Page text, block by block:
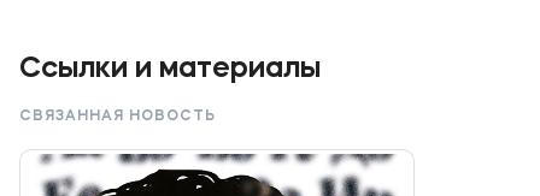
Подобрать программу
Ссылки и материалы
СВЯЗАННАЯ НОВОСТЬ